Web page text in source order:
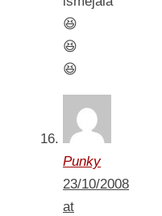
😆
😆
😆
Punky
23/10/2008
at